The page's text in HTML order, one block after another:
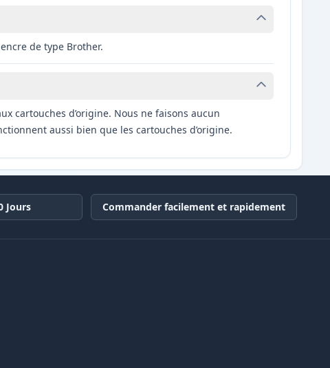
de type Brother.
cartouches d’origine. Nous ne faisons aucun
aussi bien que les cartouches d’origine.
Jours Commander facilement et rapidement